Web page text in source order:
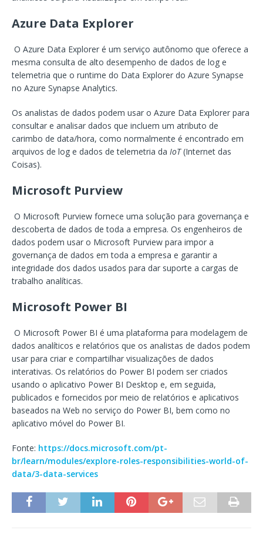
Azure Data Explorer
O Azure Data Explorer é um serviço autônomo que oferece a
mesma consulta de alto desempenho de dados de log e
telemetria que o runtime do Data Explorer do Azure Synapse
no Azure Synapse Analytics.
Os analistas de dados podem usar o Azure Data Explorer para
consultar e analisar dados que incluem um atributo de
carimbo de data/hora, como normalmente é encontrado em
arquivos de log e dados de telemetria da IoT(Internet das
Coisas).
Microsoft Purview
O Microsoft Purview fornece uma solução para governança e
descoberta de dados de toda a empresa. Os engenheiros de
dados podem usar o Microsoft Purview para impor a
governança de dados em toda a empresa e garantir a
integridade dos dados usados para dar suporte a cargas de
trabalho analíticas.
Microsoft Power BI
O Microsoft Power BI é uma plataforma para modelagem de
dados analíticos e relatórios que os analistas de dados podem
usar para criar e compartilhar visualizações de dados
interativas. Os relatórios do Power BI podem ser criados
usando o aplicativo Power BI Desktop e, em seguida,
publicados e fornecidos por meio de relatórios e aplicativos
baseados na Web no serviço do Power BI, bem como no
aplicativo móvel do Power BI.
Fonte: https://docs.microsoft.com/pt-
br/learn/modules/explore-roles-responsibilities-world-of-
data/3-data-services